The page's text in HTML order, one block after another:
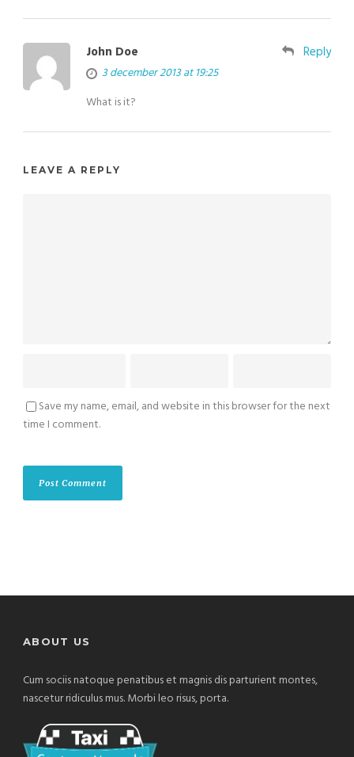
John Doe
3 december 2013 at 19:25
Reply
What is it?
LEAVE A REPLY
Save my name, email, and website in this browser for the next
time I comment.
ABOUT US
Cum sociis natoque penatibus et magnis dis parturient montes,
nascetur ridiculus mus. Morbi leo risus, porta.